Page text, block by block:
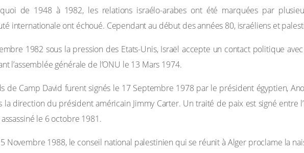
de 1948 à 1982, les relations israélo-arabes ont été marquées par
internationale ont échoué. Cependant au début des années 80, israéliens et
1982 sous la pression des Etats-Unis, Israël accepte un contact politique avec
l’assemblée générale de l’ONU le 13 Mars 1974.
de Camp David furent signés le 17 Septembre 1978 par le président égyptien,
la direction du président américain Jimmy Carter. Un traité de paix est signé entre
le 6 octobre 1981.
Novembre 1988, le conseil national palestinien qui se réunit à Alger proclame la